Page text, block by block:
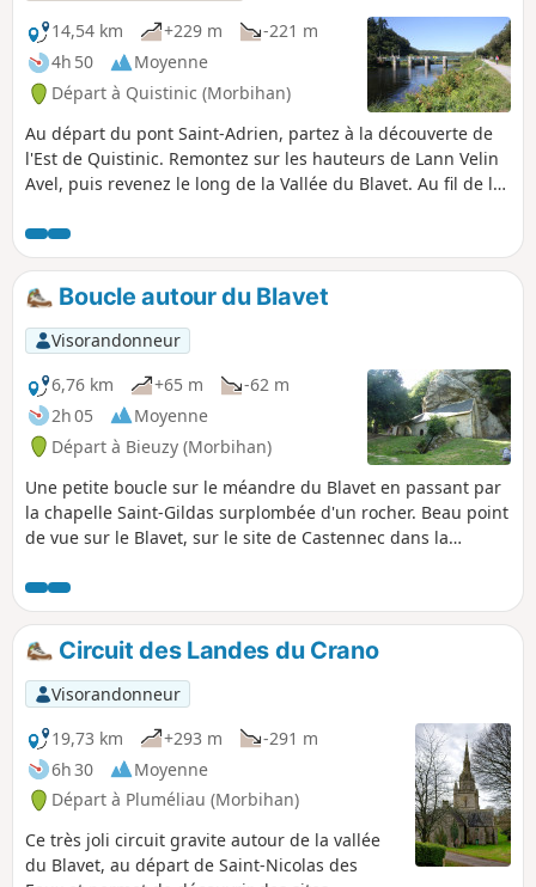
14,54 km
+229 m
-221 m
4h 50
Moyenne
Départ à Quistinic (Morbihan)
Au départ du pont Saint-Adrien, partez à la découverte de
l'Est de Quistinic. Remontez sur les hauteurs de Lann Velin
Avel, puis revenez le long de la Vallée du Blavet. Au fil de la
des points de vue sur la rivière. Au détour des sentiers,
laissez-vous surprendre par les chapelles, fontaines,
hameaux, ponts, écluses... Ce parcours reprend la partie Est
du Circuit des chapelles.
Boucle autour du Blavet
Visorandonneur
6,76 km
+65 m
-62 m
2h 05
Moyenne
Départ à Bieuzy (Morbihan)
Une petite boucle sur le méandre du Blavet en passant par
la chapelle Saint-Gildas surplombée d'un rocher. Beau point
de vue sur le Blavet, sur le site de Castennec dans la
le retour, mais sans grandes difficultés.
Circuit des Landes du Crano
Visorandonneur
19,73 km
+293 m
-291 m
6h 30
Moyenne
Départ à Pluméliau (Morbihan)
Ce très joli circuit gravite autour de la vallée
du Blavet, au départ de Saint-Nicolas des